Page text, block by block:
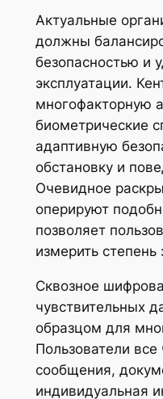
Актуальные
должны
безопасностью и
эксплуатации.
многофакторную
биометрические
адаптивную
обстановку и
Очевидное
оперируют
позволяет
измерить
Сквозное
чувствительных
образцом для
Пользователи
сообщения,
индивидуальная